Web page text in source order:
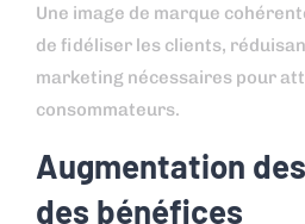
Une image de marque
de fidéliser les clients,
marketing nécessaires pour
consommateurs.
Augmentation
des bénéfices